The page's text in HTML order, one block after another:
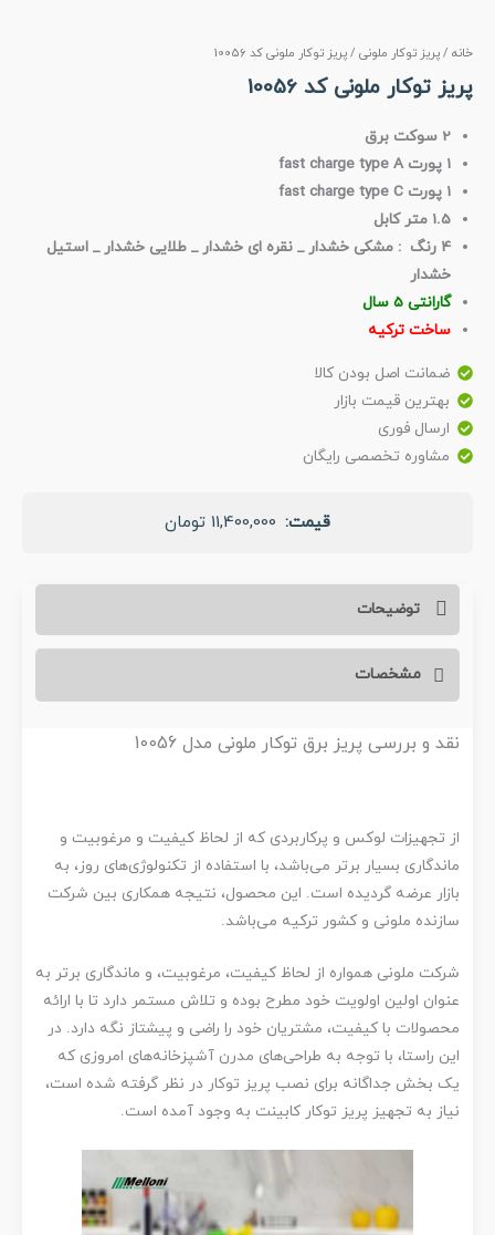
خانه /پریز توکار ملونی / پریز توکار ملونی کد 10056
پریز توکار ملونی کد 10056
2 سوکت برق
1 پورت fast charge type A
1 پورت fast charge type C
1.5 متر کابل
4 رنگ : مشکی خشدار _ نقره ای خشدار _ طلایی خشدار _ استیل
خشدار
گارانتی 5 سال
ساخت ترکیه
ضمانت اصل بودن کالا
بهترین قیمت بازار
ارسال فوری
مشاوره تخصصی رایگان
11,400,000 تومان
توضیحات
نقد و بررسی پریز برق توکار ملونی مدل 10056
از تجهیزات لوکس و پرکاربردی که از لحاظ کیفیت و مرغوبیت و
ماندگاری بسیار برتر می‌باشد، با استفاده از تکنولوژی‌های روز، به
بازار عرضه گردیده است. این محصول، نتیجه همکاری بین شرکت
سازنده ملونی و کشور ترکیه می‌باشد.
شرکت ملونی همواره از لحاظ کیفیت، مرغوبیت، و ماندگاری برتر به
عنوان اولین اولویت خود مطرح بوده و تلاش مستمر دارد تا با ارائه
محصولات با کیفیت، مشتریان خود را راضی و پیشتاز نگه دارد. در
این راستا، با توجه به طراحی‌های مدرن آشپزخانه‌های امروزی که
یک بخش جداگانه برای نصب پریز توکار در نظر گرفته شده است،
نیاز به تجهیز پریز توکار کابینت به وجود آمده است.